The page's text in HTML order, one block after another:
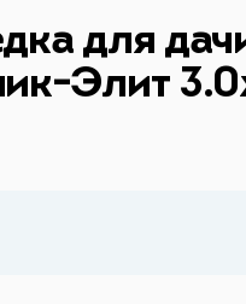
для
Элит